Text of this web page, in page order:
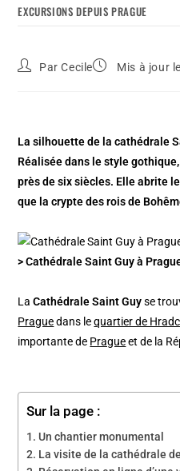
EXCURSIONS DEPUIS PRAGUE
ParCecile Mis à jour
La silhouette de la cathédrale
Réalisée dans le style
près de six siècles. Elle abrite
que la crypte des rois de
> Cathédrale Saint Guy à
LaCathédrale Saint Guyse
Praguedans lequartier de
importante de Pragueet de la
Sur la page :
Un chantier monumental
La visite de la cathédrale